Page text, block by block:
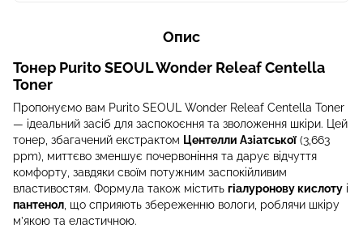
Опис
Тонер Purito SEOUL Wonder Releaf Centella
Toner
Пропонуємо вам Purito SEOUL Wonder Releaf Centella Toner
— ідеальний засіб для заспокоєння та зволоження шкіри. Цей
тонер, збагачений екстрактом Центелли Азіатської (3,663
ppm), миттєво зменшує почервоніння та дарує відчуття
комфорту, завдяки своїм потужним заспокійливим
властивостям. Формула також містить гіалуронову кислоту і
пантенол , що сприяють збереженню вологи, роблячи шкіру
м’якою та еластичною.